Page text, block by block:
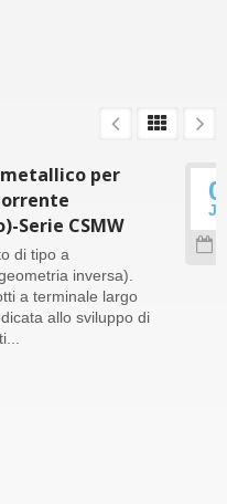
per
Serie CSMW
di tipo a
inversa).
a terminale largo
allo sviluppo di